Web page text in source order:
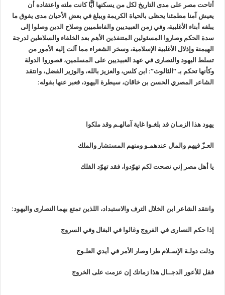
أتاحت مصر على مدى التاريخ لكل من يسكنها أيًّا كانت ملته واعتقاده أن
يعيش آمنا مطمئنا يحظى بالحياة الكريمة ويبلغ في بعض الأحيان مدى يفوق ما
يبلغه أبناء الأغلبية، وفي زمن العبيديين والفاطميين وصلاح الدين وصلوا إلى
سدة الحكم وصاروا المسئولين المتنفذين الأهم بعد الخلفاء والسلاطين لدرجة
الهيمنة وإذلال الأغلبية الإسلامية، وسخر الشعراء مما آلت إليه الأمور من
تسلط اليهود والنصارى في عهد العبيديين على المسلمين، فصوروا الدولة
وكأنها تحكم بـ “الثالوث”: ابن كلس، والعزيز بالله، والوزير الفضل، وانتقد
الشاعر المصري الحسن بن خاقان، سيطرة اليهود، فعبر عنها بقوله:
يهود هذا الزمـان قد بلغـوا غاية آمالهـم وقد ملكوا
العـزّ فيهم والمال عندهمـو ومنهم المستشار والملك
يا أهل مصر إني نصحت لكم تهوّدوا، فقد تهوّد الفلك
وانتقد الشاعر ابن الخلال الترف والاستبداد، اللذين تمتع بهما النصارى واليهود:
إذا حكم النصارى في الفروج وغالوا في البغال وفي السروج
وذلت دولـة الإسـلام طرا وصار الأمر في أيدي العلـوج
فقل للأعور الدجــال هذا زمانك إن عزمت على الخروج